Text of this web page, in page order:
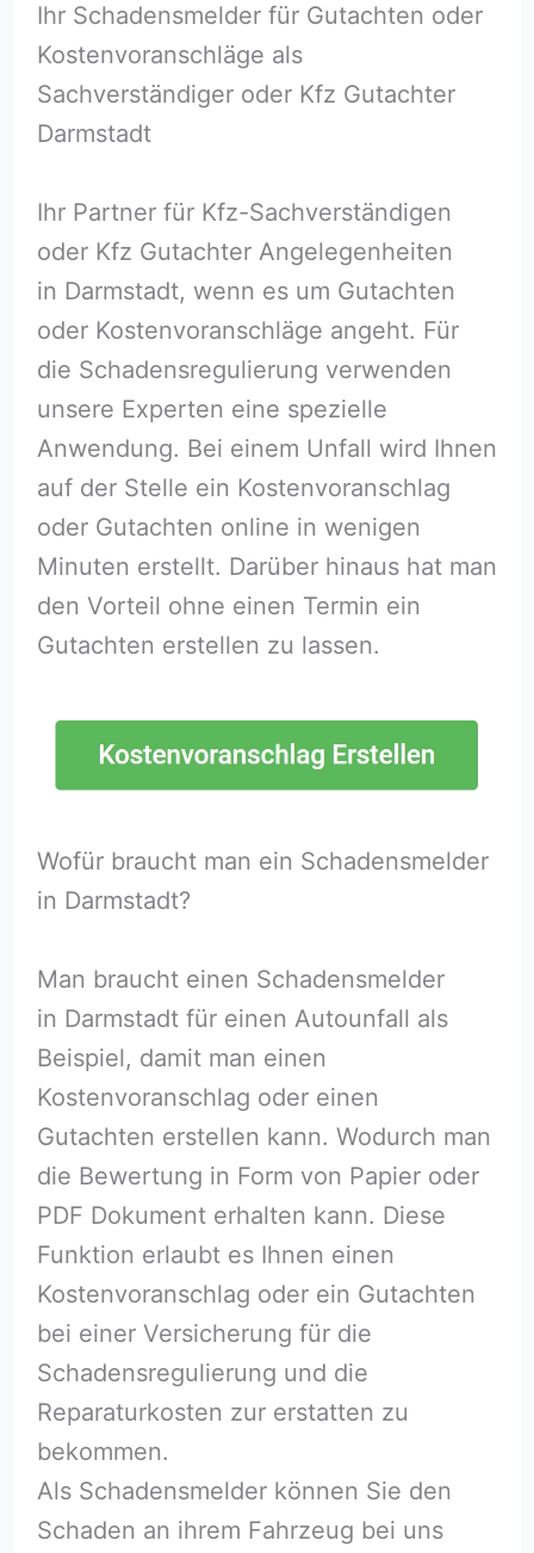
Ihr Schadensmelder für Gutachten oder
Kostenvoranschläge als
Sachverständiger oder Kfz Gutachter
Darmstadt
Ihr Partner für Kfz-Sachverständigen
oder Kfz Gutachter Angelegenheiten
in Darmstadt, wenn es um Gutachten
oder Kostenvoranschläge angeht. Für
die Schadensregulierung verwenden
unsere Experten eine spezielle
Anwendung. Bei einem Unfall wird Ihnen
auf der Stelle ein Kostenvoranschlag
oder Gutachten online in wenigen
Minuten erstellt. Darüber hinaus hat man
den Vorteil ohne einen Termin ein
Gutachten erstellen zu lassen.
Wofür braucht man ein Schadensmelder
in Darmstadt?
Man braucht einen Schadensmelder
in Darmstadt für einen Autounfall als
Beispiel, damit man einen
Kostenvoranschlag oder einen
Gutachten erstellen kann. Wodurch man
die Bewertung in Form von Papier oder
PDF Dokument erhalten kann. Diese
Funktion erlaubt es Ihnen einen
Kostenvoranschlag oder ein Gutachten
bei einer Versicherung für die
Schadensregulierung und die
Reparaturkosten zur erstatten zu
bekommen.
Als Schadensmelder können Sie den
Schaden an ihrem Fahrzeug bei uns